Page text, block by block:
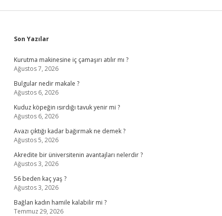
Sidebar
Son Yazılar
Kurutma makinesine iç çamaşırı atılır mı ?
Ağustos 7, 2026
Bulgular nedir makale ?
Ağustos 6, 2026
Kuduz köpeğin ısırdığı tavuk yenir mi ?
Ağustos 6, 2026
Avazı çıktığı kadar bağırmak ne demek ?
Ağustos 5, 2026
Akredite bir üniversitenin avantajları nelerdir ?
Ağustos 3, 2026
56 beden kaç yaş ?
Ağustos 3, 2026
Bağlan kadın hamile kalabilir mi ?
Temmuz 29, 2026